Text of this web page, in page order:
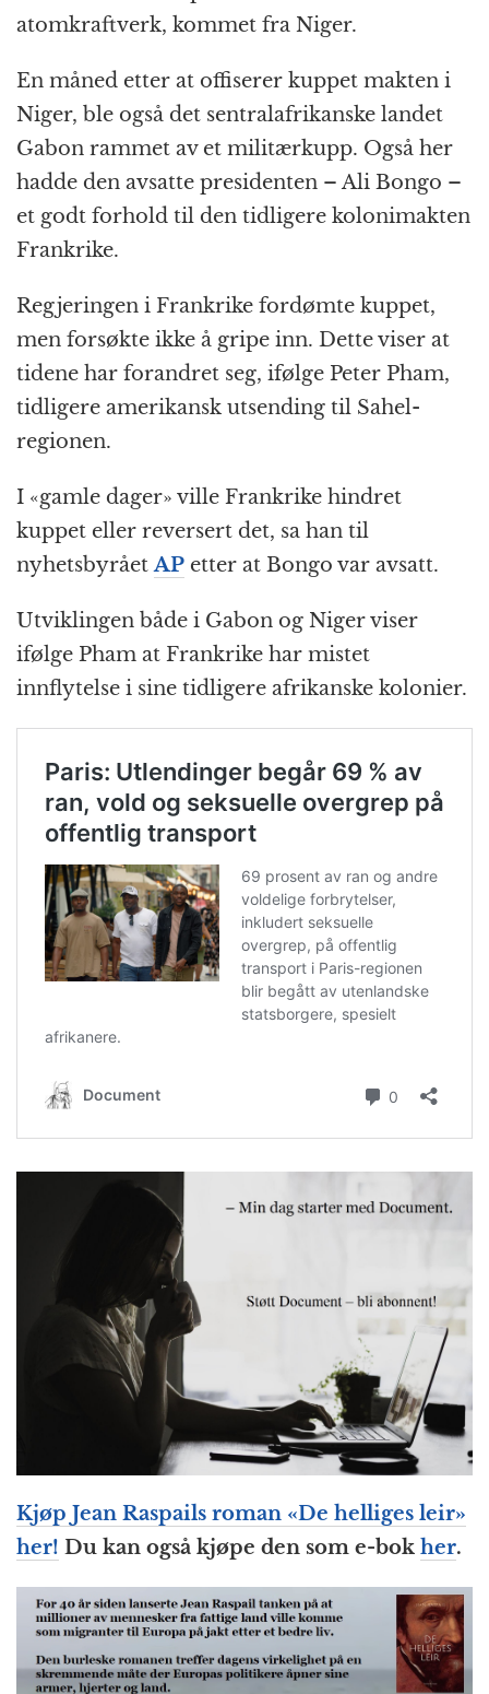
atomkraftverk, kommet fra Niger.
En måned etter at offiserer kuppet makten i
Niger, ble også det sentralafrikanske landet
Gabon rammet av et militærkupp. Også her
hadde den avsatte presidenten – Ali Bongo –
et godt forhold til den tidligere kolonimakten
Frankrike.
Regjeringen i Frankrike fordømte kuppet,
men forsøkte ikke å gripe inn. Dette viser at
tidene har forandret seg, ifølge Peter Pham,
tidligere amerikansk utsending til Sahel-
regionen.
I «gamle dager» ville Frankrike hindret
kuppet eller reversert det, sa han til
nyhetsbyråetAP etter at Bongo var avsatt.
Utviklingen både i Gabon og Niger viser
ifølge Pham at Frankrike har mistet
innflytelse i sine tidligere afrikanske kolonier.
Kjøp Jean Raspails roman «De helliges leir»
her! Du kan også kjøpe den som e-bok her.